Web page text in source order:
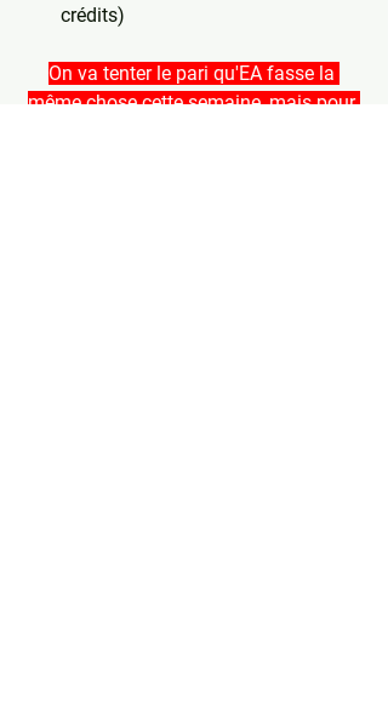
crédits)
On va tenter le pari qu'EA fasse la
même chose cette semaine, mais pour